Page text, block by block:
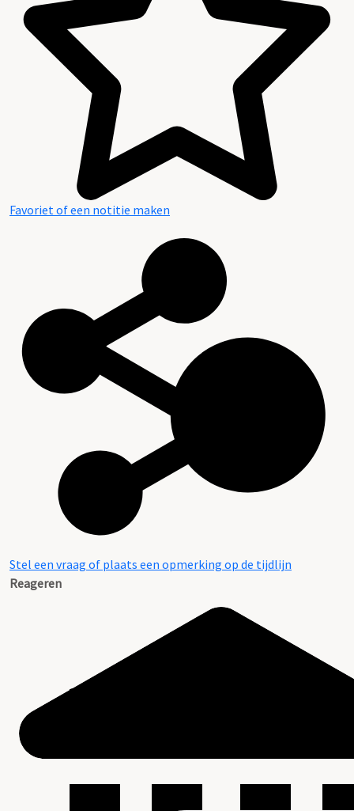
Favoriet of een notitie maken
Stel een vraag of plaats een opmerking op de tijdlijn
Reageren